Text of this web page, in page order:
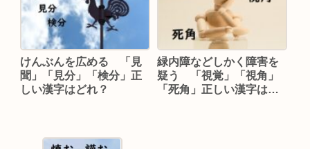
けんぶんを広める 「見
聞」「見分」「検分」正
しい漢字はどれ？
緑内障などしかく障害を
疑う 「視覚」「視角」
「死角」正しい漢字はど